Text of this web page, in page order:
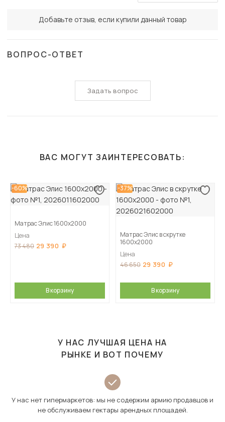
Добавьте отзыв, если купили данный товар
ВОПРОС-ОТВЕТ
Задать вопрос
ВАС МОГУТ ЗАИНТЕРЕСОВАТЬ:
-60%
Матрас Элис 1600х2000
Цена
73 480 29 390
В корзину
-37%
Матрас Элис в скрутке
1600х2000
Цена
46 650 29 390
В корзину
У НАС ЛУЧШАЯ ЦЕНА НА
РЫНКЕ И ВОТ ПОЧЕМУ
У нас нет гипермаркетов: мы не содержим армию продавцов и
не обслуживаем гектары арендных площадей.